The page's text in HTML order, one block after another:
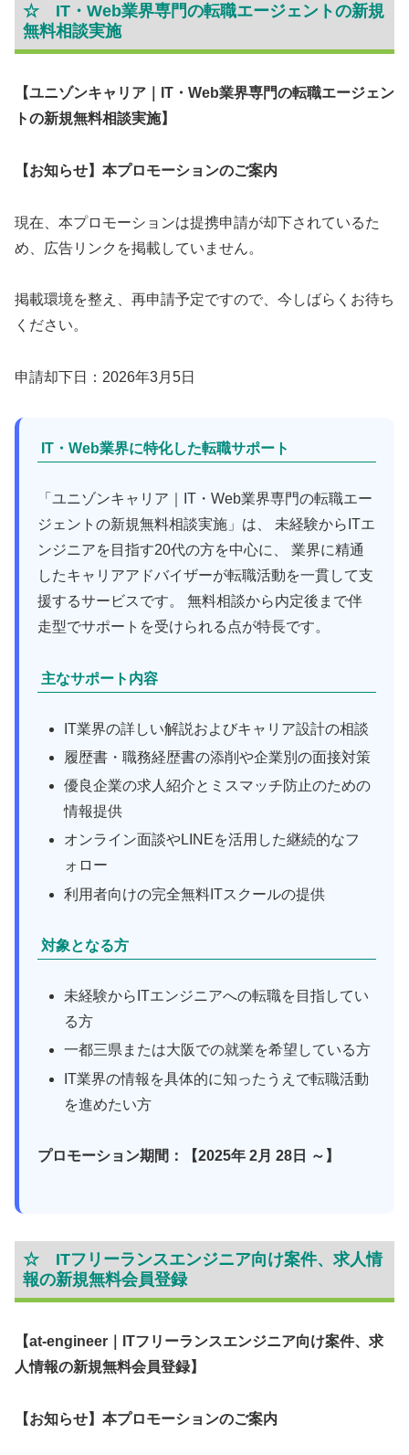
☆ IT・Web業界専門の転職エージェントの新規
無料相談実施
【ユニゾンキャリア｜IT・Web業界専門の転職エージェン
トの新規無料相談実施】
【お知らせ】本プロモーションのご案内
現在、本プロモーションは提携申請が却下されているた
め、広告リンクを掲載していません。
掲載環境を整え、再申請予定ですので、今しばらくお待ち
ください。
申請却下日：2026年3月5日
IT・Web業界に特化した転職サポート
「ユニゾンキャリア｜IT・Web業界専門の転職エー
ジェントの新規無料相談実施」は、 未経験からITエ
ンジニアを目指す20代の方を中心に、 業界に精通
したキャリアアドバイザーが転職活動を一貫して支
援するサービスです。 無料相談から内定後まで伴
走型でサポートを受けられる点が特長です。
主なサポート内容
IT業界の詳しい解説およびキャリア設計の相談
履歴書・職務経歴書の添削や企業別の面接対策
優良企業の求人紹介とミスマッチ防止のための
情報提供
オンライン面談やLINEを活用した継続的なフ
ォロー
利用者向けの完全無料ITスクールの提供
対象となる方
未経験からITエンジニアへの転職を目指してい
る方
一都三県または大阪での就業を希望している方
IT業界の情報を具体的に知ったうえで転職活動
を進めたい方
プロモーション期間：【2025年 2月 28日 ～】
☆ ITフリーランスエンジニア向け案件、求人情
報の新規無料会員登録
【at-engineer｜ITフリーランスエンジニア向け案件、求
人情報の新規無料会員登録】
【お知らせ】本プロモーションのご案内